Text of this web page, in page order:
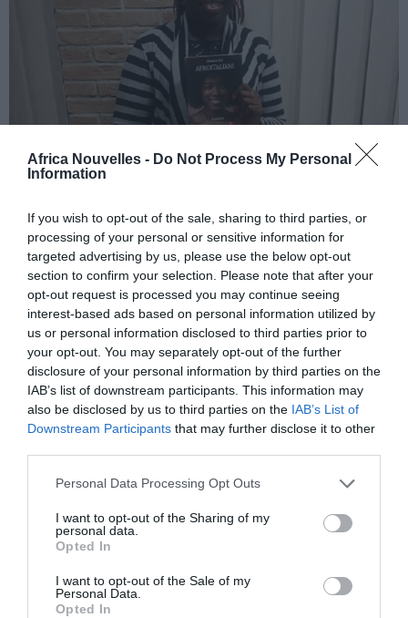
Africa Nouvelles - Do Not Process My Personal
Information
If you wish to opt-out of the sale, sharing to third parties, or
processing of your personal or sensitive information for
targeted advertising by us, please use the below opt-out
section to confirm your selection. Please note that after your
opt-out request is processed you may continue seeing
interest-based ads based on personal information utilized by
us or personal information disclosed to third parties prior to
your opt-out. You may separately opt-out of the further
disclosure of your personal information by third parties on the
IAB’s list of downstream participants. This information may
also be disclosed by us to third parties on the IAB’s List of
Downstream Participants that may further disclose it to other
Personal Data Processing Opt Outs
I want to opt-out of the Sharing of my
personal data.
Opted In
I want to opt-out of the Sale of my
Personal Data.
Opted In
Le livre« Afroitaliani »(Afro-italiens) narre l’histoire de
Penda, une femme italienne d’origine africaine, de son
voyage au pays de ses racines, le Sénégal, pour se
redécouvrir et se réconcilier avec son passé.
Alimatou Sall est née en Italie, à Sassari, de parents
sénégalais, en 1988. Elle a passé son enfance et son
adolescence à Bergamo, où elle a obtenu le bac
socio-psychopédagogique. Elle vit actuellement à
Rome, où elle travaille comme opératrice
pédagogique pour l’autonomie et la communication
dans les écoles. Ce roman est sa première œuvre.
Le livre « Afroitaliani » est une histoire qui donne la
parole aux secondes générations et qui parle des
conséquences, également sociales, de l’immigration.